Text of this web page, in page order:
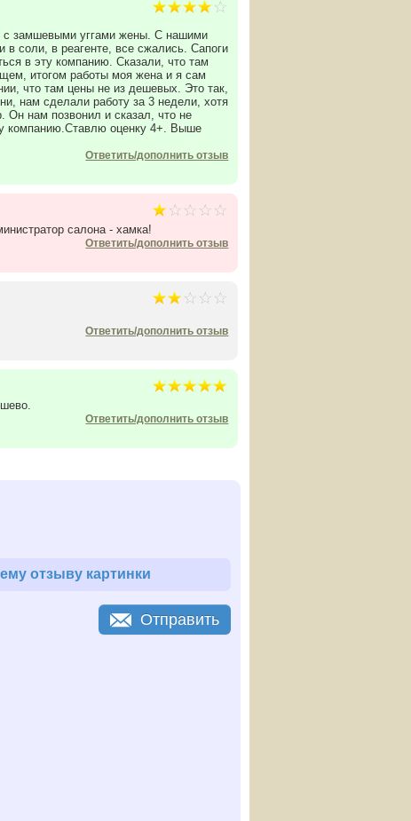
c замшевыми уггами жены. С нашими
в соли, в реагенте, все сжались. Сапоги
в эту компанию. Сказали, что там
итогом работы моя жена и я сам
что там цены не из дешевых. Это так,
нам сделали работу за 3 недели, хотя
Он нам позвонил и сказал, что не
компанию.Ставлю оценку 4+. Выше
Ответить/дополнить отзыв
салона - хамка!
Ответить/дополнить отзыв
Ответить/дополнить отзыв
Ответить/дополнить отзыв
отзыву картинки
Отправить